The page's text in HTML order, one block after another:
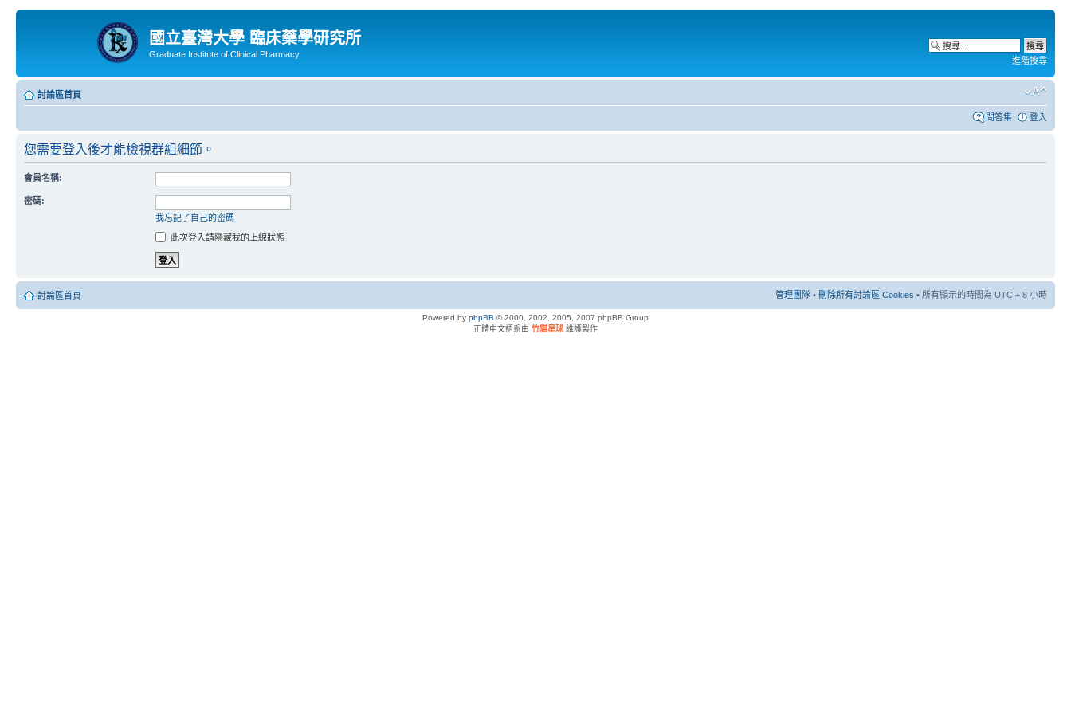
國立臺灣大學 臨床藥學研究所
Graduate Institute of Clinical Pharmacy
進階搜尋
討論區首頁
問答集 登入
您需要登入後才能檢視群組細節。
會員名稱:
密碼:
我忘記了自己的密碼
此次登入請隱藏我的上線狀態
討論區首頁 管理團隊 • 刪除所有討論區 Cookies • 所有顯示的時間為 UTC + 8 小時
Powered by phpBB © 2000, 2002, 2005, 2007 phpBB Group
正體中文語系由 竹貓星球 維護製作